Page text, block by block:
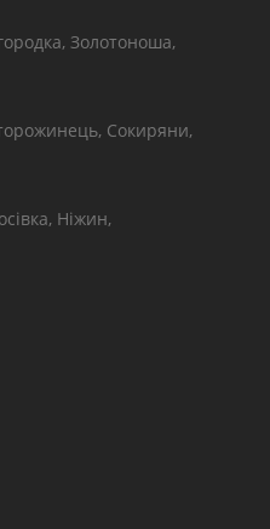
Золотоноша,
Сокиряни,
Ніжин,